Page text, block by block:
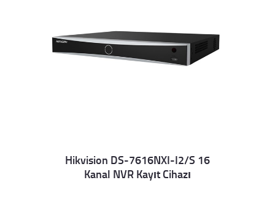
Details
Hikvision DS-7616NXI-I2/S 16
Kanal NVR Kayıt Cihazı